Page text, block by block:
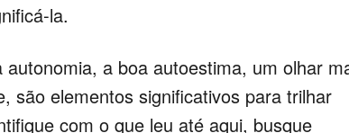
la.
a boa autoestima, um olhar
são elementos significativos para trilhar
com o que leu até aqui, busque